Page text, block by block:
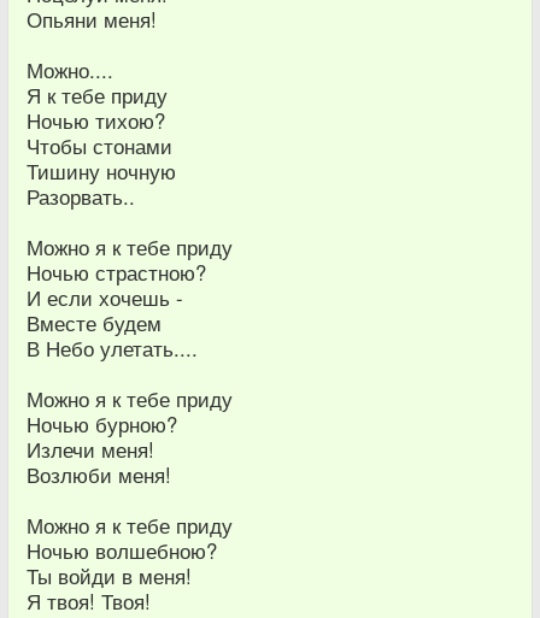
Опьяни меня!
Можно....
Я к тебе приду
Ночью тихою?
Чтобы стонами
Тишину ночную
Разорвать..
Можно я к тебе приду
Ночью страстною?
И если хочешь -
Вместе будем
В Небо улетать....
Можно я к тебе приду
Ночью бурною?
Излечи меня!
Возлюби меня!
Можно я к тебе приду
Ночью волшебною?
Ты войди в меня!
Я твоя! Твоя!